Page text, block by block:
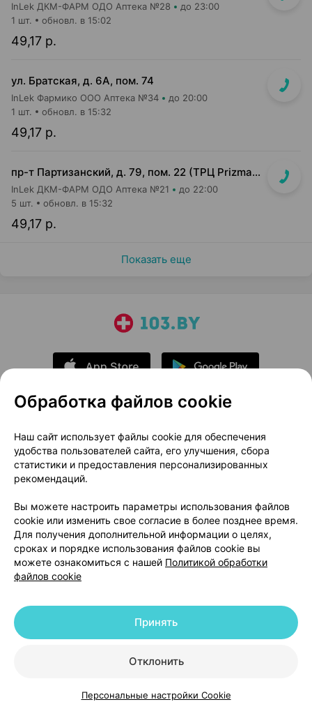
КаталогКорзинаИзбранноеПрофиль
InLek ДКМ-ФАРМ ОДО Аптека №28 до 23:00
49,17 р.
1 шт. обновл. в 15:02
ул. Братская, д. 6А, пом. 74
InLek Фармико ООО Аптека №34 до 20:00
49,17 р.
1 шт. обновл. в 15:32
пр-т Партизанский, д. 79, пом. 22 (ТРЦ Prizma, подземный этаж вход возле м-на Мила)
InLek ДКМ-ФАРМ ОДО Аптека №21 до 22:00
49,17 р.
5 шт. обновл. в 15:32
Показать еще
О проекте
Новости проекта
Размещение рекламы
Медицинский маркетинг
Публичный договор
Доставка
Способы оплаты
Вакансии
Партнеры
Написать руководителю 103.by
Написать в поддержку
Персональные настройки Cookie
© 2026 ООО «Артокс Лаб», УНП 191700409 | 220012, Республика Беларусь,
+375 291212755
Обработка файлов cookie
Наш сайт использует файлы cookie для обеспечения
удобства пользователей сайта, его улучшения, сбора
статистики и предоставления персонализированных
рекомендаций.
Вы можете настроить параметры использования файлов
cookie или изменить свое согласие в более позднее время.
Для получения дополнительной информации о целях,
сроках и порядке использования файлов cookie вы
можете ознакомиться с нашей Политикой обработки
файлов cookie
Отклонить
Принять
Персональные настройки Cookie